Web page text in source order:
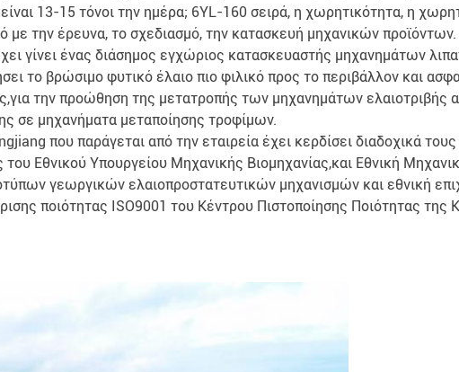
13-15 τόνοι την ημέρα; 6YL-160 σειρά, η χωρητικότητα, η
με την έρευνα, το σχεδιασμό, την κατασκευή μηχανικών προϊόντων.
γίνει ένας διάσημος εγχώριος κατασκευαστής μηχανημάτων
το βρώσιμο φυτικό έλαιο πιο φιλικό προς το περιβάλλον και
την προώθηση της μετατροπής των μηχανημάτων
σε μηχανήματα μεταποίησης τροφίμων.
που παράγεται από την εταιρεία έχει κερδίσει διαδοχικά
Εθνικού Υπουργείου Μηχανικής Βιομηχανίας,και Εθνική
γεωργικών ελαιοπροστατευτικών μηχανισμών και εθνική
ποιότητας ISO9001 του Κέντρου Πιστοποίησης Ποιότητας